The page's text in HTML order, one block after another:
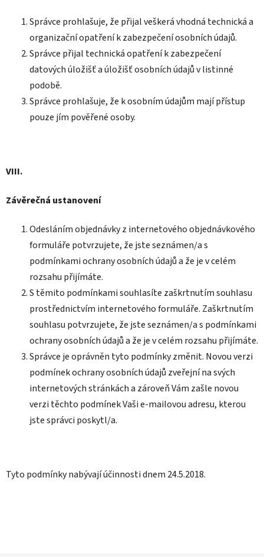
Správce prohlašuje, že přijal veškerá vhodná technická a
organizační opatření k zabezpečení osobních údajů.
Správce přijal technická opatření k zabezpečení
datových úložišť a úložišť osobních údajů v listinné
podobě.
Správce prohlašuje, že k osobním údajům mají přístup
pouze jím pověřené osoby.
VIII.
Závěrečná ustanovení
Odesláním objednávky z internetového objednávkového
formuláře potvrzujete, že jste seznámen/a s
podmínkami ochrany osobních údajů a že je v celém
rozsahu přijímáte.
S těmito podmínkami souhlasíte zaškrtnutím souhlasu
prostřednictvím internetového formuláře. Zaškrtnutím
souhlasu potvrzujete, že jste seznámen/a s podmínkami
ochrany osobních údajů a že je v celém rozsahu přijímáte.
Správce je oprávněn tyto podmínky změnit. Novou verzi
podmínek ochrany osobních údajů zveřejní na svých
internetových stránkách a zároveň Vám zašle novou
verzi těchto podmínek Vaši e-mailovou adresu, kterou
jste správci poskytl/a.
Tyto podmínky nabývají účinnosti dnem 24.5.2018.